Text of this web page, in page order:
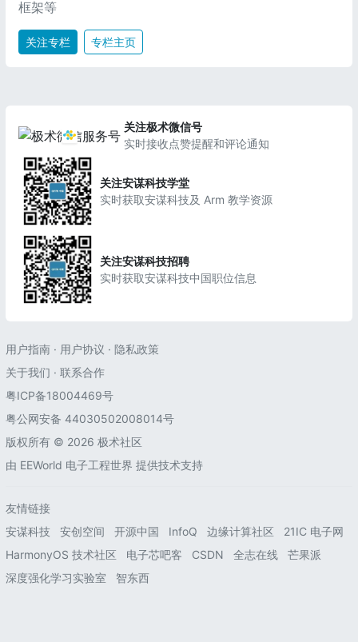
框架等
关注专栏 专栏主页
关注极术微信号
实时接收点赞提醒和评论通知
关注安谋科技学堂
实时获取安谋科技及 Arm 教学资源
关注安谋科技招聘
实时获取安谋科技中国职位信息
用户指南 · 用户协议 · 隐私政策
关于我们 · 联系合作
粤ICP备18004469号
粤公网安备 44030502008014号
版权所有 © 2026 极术社区
由 EEWorld 电子工程世界 提供技术支持
友情链接
安谋科技
安创空间 开源中国 InfoQ 边缘计算社区
21IC 电子网
HarmonyOS 技术社区
电子芯吧客 CSDN 全志在线
芒果派
深度强化学习实验室
智东西